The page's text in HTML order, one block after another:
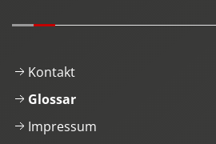
Kontakt
Glossar
Impressum